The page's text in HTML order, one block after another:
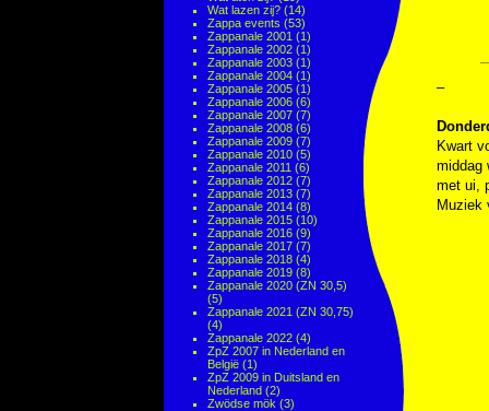
Wat lazen zij? (14)
Zappa events (53)
Zappanale 2001 (1)
Zappanale 2002 (1)
Zappanale 2003 (1)
Zappanale 2004 (1)
Zappanale 2005 (1)
Zappanale 2006 (6)
Zappanale 2007 (7)
Zappanale 2008 (6)
Zappanale 2009 (7)
Zappanale 2010 (5)
Zappanale 2011 (6)
Zappanale 2012 (7)
Zappanale 2013 (7)
Zappanale 2014 (8)
Zappanale 2015 (10)
Zappanale 2016 (9)
Zappanale 2017 (7)
Zappanale 2018 (4)
Zappanale 2019 (8)
Zappanale 2020 (ZN 30,5)
(5)
Zappanale 2021 (ZN 30,75)
(4)
Zappanale 2022 (4)
ZpZ 2007 in Nederland en
België (1)
ZpZ 2009 in Duitsland en
Nederland (2)
Zwödse mök (3)
–
Kwart
middag
met ui,
Muziek